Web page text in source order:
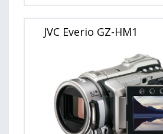
JVC Everio GZ-HM1